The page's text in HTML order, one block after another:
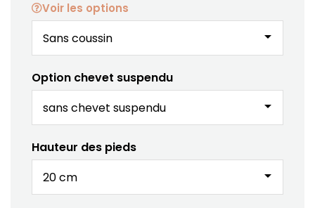
Voir les options
arrow_drop_down
Option chevet suspendu
arrow_drop_down
Hauteur des pieds
arrow_drop_down